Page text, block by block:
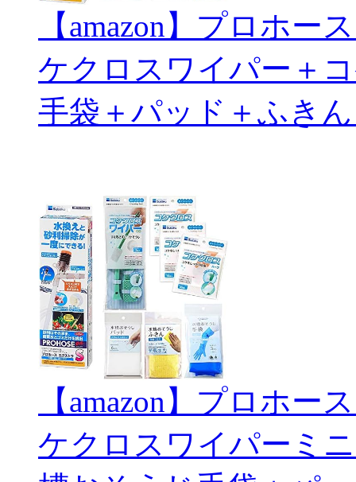
【amazon】プロホ
ケクロスワイパー＋
手袋＋パッド＋ふき
【amazon】プロホー
ケクロスワイパーミ